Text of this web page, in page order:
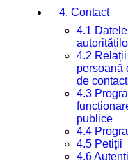
4. Contact
4.1
4.2
persoană
de contact
4.3
publice
4.4
4.5 Petiții
4.6